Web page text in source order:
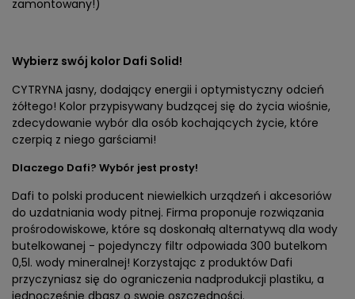
zamontowany!)
Wybierz swój kolor Dafi Solid!
CYTRYNA jasny, dodający energii i optymistyczny odcień
żółtego! Kolor przypisywany budzącej się do życia wiośnie,
zdecydowanie wybór dla osób kochających życie, które
czerpią z niego garściami!
Dlaczego Dafi? Wybór jest prosty!
Dafi to polski producent niewielkich urządzeń i akcesoriów
do uzdatniania wody pitnej. Firma proponuje rozwiązania
prośrodowiskowe, które są doskonałą alternatywą dla wody
butelkowanej - pojedynczy filtr odpowiada 300 butelkom
0,5l. wody mineralnej! Korzystając z produktów Dafi
przyczyniasz się do ograniczenia nadprodukcji plastiku, a